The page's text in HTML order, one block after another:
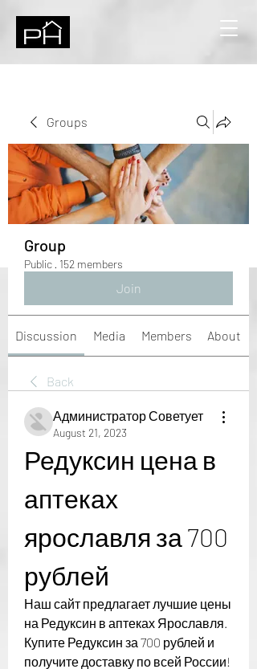
Groups
Group
Public · 152 members
Join
Discussion Media Members About
Back
Администратор Советует
August 21, 2023
Редуксин цена в
аптеках
ярославля за 700
рублей
Наш сайт предлагает лучшие цены
на Редуксин в аптеках Ярославля.
Купите Редуксин за 700 рублей и
получите доставку по всей России!